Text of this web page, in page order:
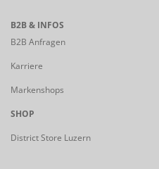
B2B & INFOS
B2B Anfragen
Karriere
Markenshops
SHOP
District Store Luzern